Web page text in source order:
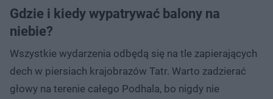
Gdzie i kiedy wypatrywać balony na
niebie?
Wszystkie wydarzenia odbędą się na tle zapierających
dech w piersiach krajobrazów Tatr. Warto zadzierać
głowy na terenie całego Podhala, bo nigdy nie